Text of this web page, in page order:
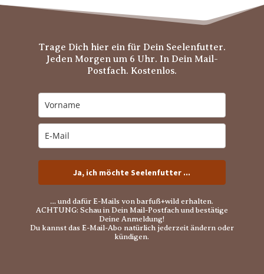
Trage Dich hier ein für Dein Seelenfutter.
Jeden Morgen um 6 Uhr. In Dein Mail-
Postfach. Kostenlos.
Ja, ich möchte Seelenfutter ...
… und dafür E-Mails von barfuß+wild erhalten.
ACHTUNG: Schau in Dein Mail-Postfach und bestätige
Deine Anmeldung!
Du kannst das E-Mail-Abo natürlich jederzeit ändern oder
kündigen.